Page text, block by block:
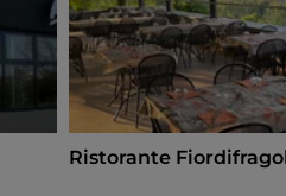
Ristorante